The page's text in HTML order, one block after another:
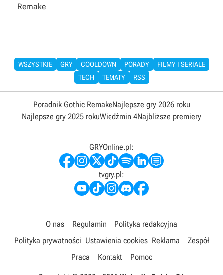
Remake
WSZYSTKIE GRY COOLDOWN PORADY
FILMY I SERIALE
TECH
TEMATY RSS
Poradnik Gothic RemakeNajlepsze gry 2026 roku
Najlepsze gry 2025 rokuWiedźmin 4Najbliższe premiery
GRYOnline.pl:
tvgry.pl:
O nas Regulamin
Polityka redakcyjna
Polityka prywatności Ustawienia cookies Reklama
Zespół
Praca
Kontakt Pomoc